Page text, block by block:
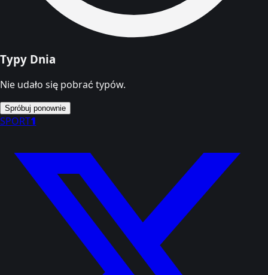
Typy Dnia
Nie udało się pobrać typów.
Spróbuj ponownie
SPORT1